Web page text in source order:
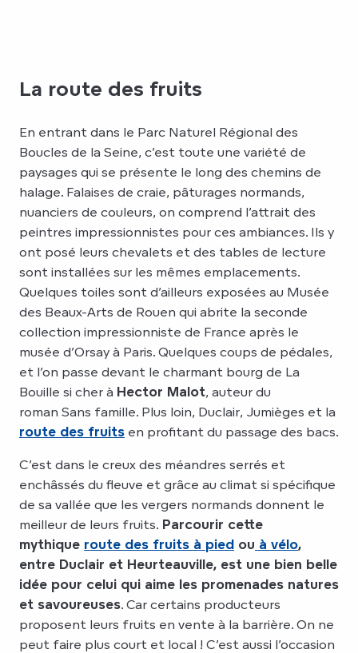
La route des fruits
En entrant dans le Parc Naturel Régional des
Boucles de la Seine, c’est toute une variété de
paysages qui se présente le long des chemins de
halage. Falaises de craie, pâturages normands,
nuanciers de couleurs, on comprend l’attrait des
peintres impressionnistes pour ces ambiances. Ils y
ont posé leurs chevalets et des tables de lecture
sont installées sur les mêmes emplacements.
Quelques toiles sont d’ailleurs exposées au Musée
des Beaux-Arts de Rouen qui abrite la seconde
collection impressionniste de France après le
musée d’Orsay à Paris. Quelques coups de pédales,
et l’on passe devant le charmant bourg de La
Bouille si cher à Hector Malot, auteur du
roman Sans famille. Plus loin, Duclair, Jumièges et la
route des fruits en profitant du passage des bacs.
C’est dans le creux des méandres serrés et
enchâssés du fleuve et grâce au climat si spécifique
de sa vallée que les vergers normands donnent le
meilleur de leurs fruits. Parcourir cette
mythique route des fruits à pied ou à vélo,
entre Duclair et Heurteauville, est une bien belle
idée pour celui qui aime les promenades natures
et savoureuses. Car certains producteurs
proposent leurs fruits en vente à la barrière. On ne
peut faire plus court et local ! C’est aussi l’occasion